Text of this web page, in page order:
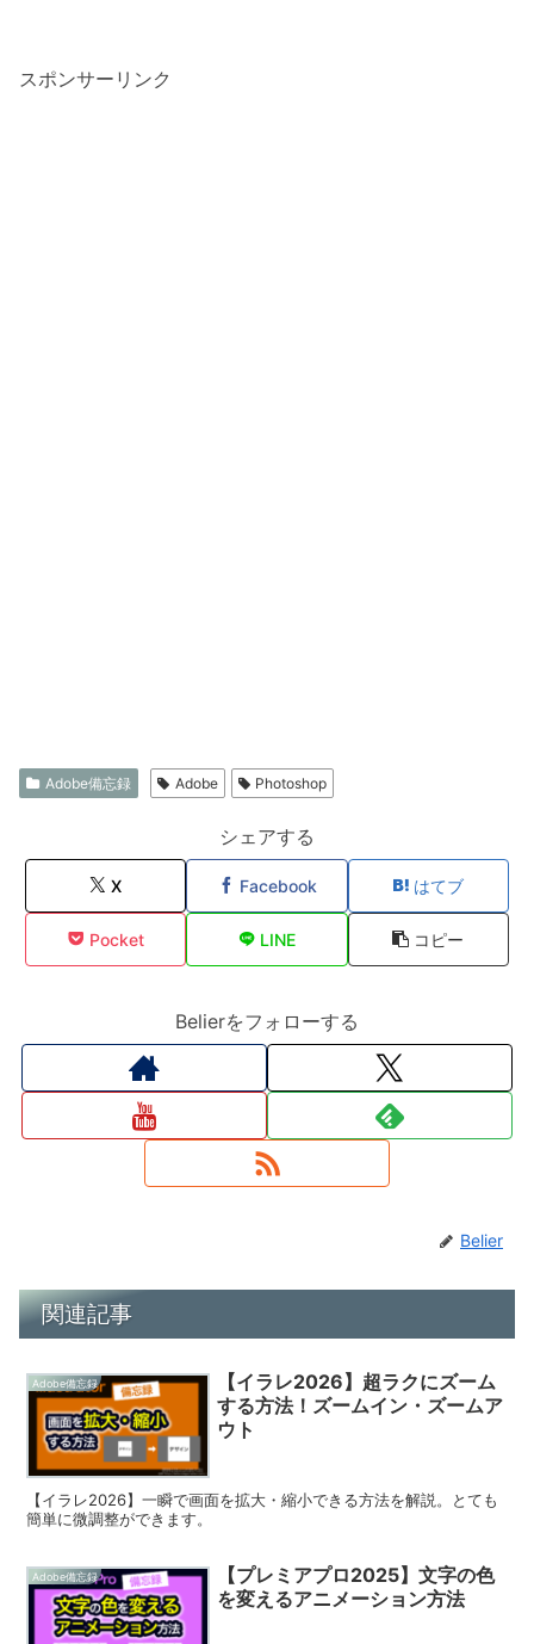
スポンサーリンク
Adobe備忘録 Adobe Photoshop
シェアする
X Facebook はてブ
Pocket LINE コピー
Belierをフォローする
Belier
関連記事
Adobe備忘録
【イラレ2026】超ラクにズーム
する方法！ズームイン・ズームア
ウト
【イラレ2026】一瞬で画面を拡大・縮小できる方法を解説。とても
簡単に微調整ができます。
Adobe備忘録
【プレミアプロ2025】文字の色
を変えるアニメーション方法